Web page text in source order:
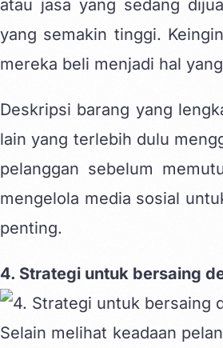
atau jasa yang sedang
yang semakin tinggi.
mereka beli menjadi hal
Deskripsi barang yang
lain yang terlebih dulu
pelanggan sebelum
mengelola media sosial
penting.
4. Strategi untuk bersaing
Selain melihat keadaan